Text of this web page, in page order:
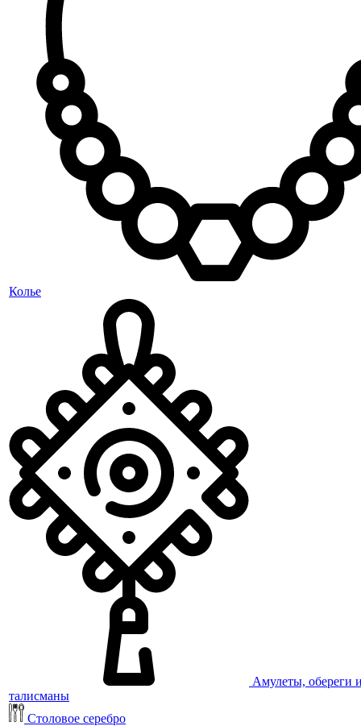
Колье
Амулеты, обереги
талисманы
Столовое серебро